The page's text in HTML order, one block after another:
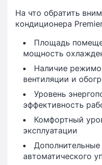
На что обратить
кондиционера
Площадь
мощность
Наличие
вентиляции и
Уровень
эффективность
Комфортный
эксплуатации
автоматического